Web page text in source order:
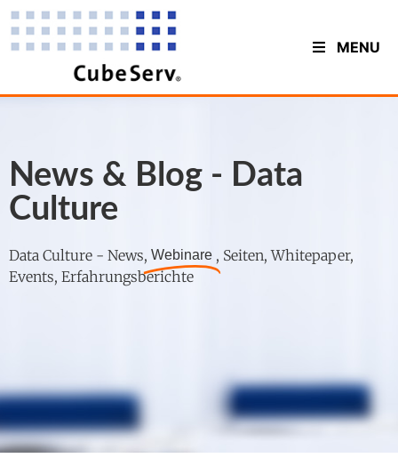
MENU
News & Blog - Data
Culture
Data Culture - News, Webinare , Seiten, Whitepaper,
Events, Erfahrungsberichte